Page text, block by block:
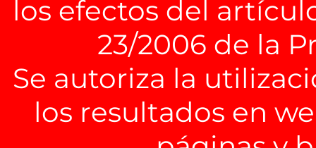
los efectos del
23/2006 de la
Se autoriza la
los resultados en